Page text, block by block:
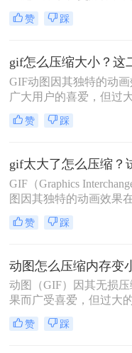
告宣传等领域。然而，
常常会带来加载缓慢、
呢？本文将介绍三种实
方法，旨在帮助用户轻
件大小，同时保持较好
赞 踩
GIF动图因其独特的动画
广大用户的喜爱，但过
往往会带来存储和传输
此，压缩GIF动图大小成
本文将介绍两种压缩GIF
方法。
赞 踩
GIF（Graphics
图因其独特的动画效果
应用，但过大的文件体
加载速度和用户体验。
太大了怎么压缩呢？本
压缩GIF文件大小的方法
赞 踩
动图（GIF）因其无损
果而广受喜爱，但过大
能会占用过多存储空间
载速度。那么动图怎么
赞 踩